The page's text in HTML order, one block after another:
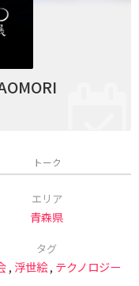
トーク
エリア
青森県
タグ
, 浮世絵, テクノロジー